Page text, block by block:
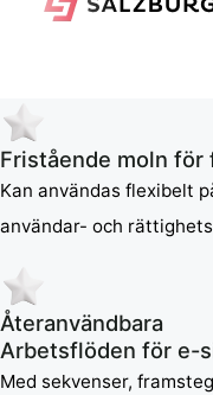
Fristående moln
Kan användas flexibelt
användar- och
Återanvändbara
Arbetsflöden för e-
Med sekvenser,